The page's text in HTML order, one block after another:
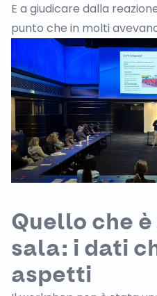
E a giudicare dalla
punto che in molti
Quello che
sala: i dati
aspetti